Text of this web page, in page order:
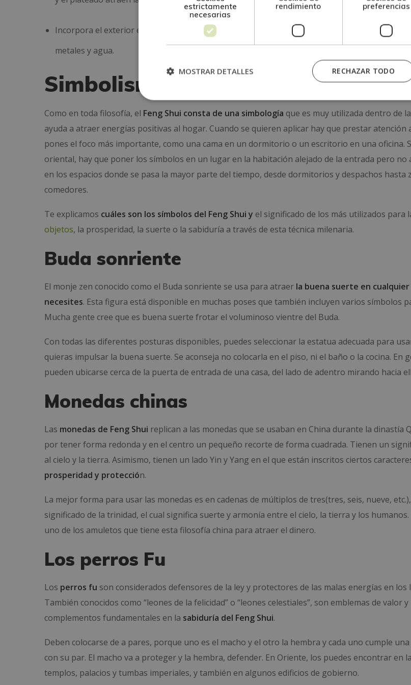
Incorpora el exterior en el interior: trae al interior de la casa elementos naturales
como
metales y agua.
Simbolismos del Feng Shui
Como en toda filosofía, el Feng Shui consta de una simbología que es muy utilizada dentro de la
ayuda a atraer energías positivas al hogar. Cuando se quieren aplicar hay que prestar atención
pones el foco más importante, como una cama en un dormitorio o un escritorio en una oficina.
oriental, hay que poner los símbolos en un lugar en la habitación alejado de la entrada pero no
en los espacios donde se pasa la mayor parte del tiempo, desde dormitorios y despachos hasta
comedores.
Te explicamos cuáles son los símbolos del Feng Shui y el significado de los más utilizados para
objetos, la prosperidad, la suerte o la sabiduría a través de esta técnica milenaria.
Buda sonriente
El monje zen conocido como el Buda sonriente se usa para atraer la buena suerte en
necesites. Esta figura está disponible en muchas poses que también incluyen varios símbolos
Mucha gente cree que es buena suerte frotar el voluminoso vientre del Buda.
Con todas las diferentes posturas disponibles, puedes seleccionar la estatua adecuada para
quieras impulsar la buena suerte. Se aconseja no colocarla en el piso, ni el baño o la cocina. En
pueden ubicarse cerca de la puerta de entrada de una casa, del lado de adentro mirando hacia
Monedas chinas
Las monedas de Feng Shui replican a las monedas que se usaban en China durante la dinastía
por tener forma redonda y en el centro un pequeño recorte de forma cuadrada. Tienen un
al cielo y la tierra. Asimismo, tienen un lado Yin y Yang en el que están inscritos ciertos
prosperidad y protección.
La mejor forma para usar las monedas es en cadenas de múltiplos de tres(tres, seis, nueve,
significado de la trinidad, el cual significa suerte y armonía entre el cielo, la tierra y los
uno de los amuletos que tiene esta filosofía china para atraer el dinero.
Los perros Fu
Los perros fu son considerados defensores de la ley y protectores de las malas energías en los
También conocidos como “leones de la felicidad” o “leones celestiales”, son emblemas de valor
complementos fundamentales en la sabiduría del Feng Shui.
Deben colocarse de a pares, porque uno es el macho y el otro la hembra y cada uno cumple
con su par. El macho va a proteger y la hembra, defender. En Oriente, los puedes encontrar en
templos, palacios y tumbas imperiales, y también en algunos edificios de gobierno.
estrictamente
necesarias
rendimiento
preferencias
RECHAZAR TODO
MOSTRAR DETALLES